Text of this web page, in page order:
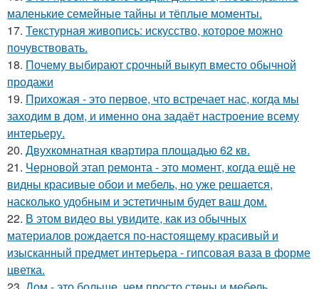
маленькие семейные тайны и тёплые моменты.
17. Текстурная живопись: искусство, которое можно
почувствовать.
18. Почему выбирают срочный выкуп вместо обычной
продажи
19. Прихожая - это первое, что встречает нас, когда мы
заходим в дом, и именно она задаёт настроение всему
интерьеру.
20. Двухкомнатная квартира площадью 62 кв.
21. Черновой этап ремонта - это момент, когда ещё не
видны красивые обои и мебель, но уже решается,
насколько удобным и эстетичным будет ваш дом.
22. В этом видео вы увидите, как из обычных
материалов рождается по-настоящему красивый и
изысканный предмет интерьера - гипсовая ваза в форме
цветка.